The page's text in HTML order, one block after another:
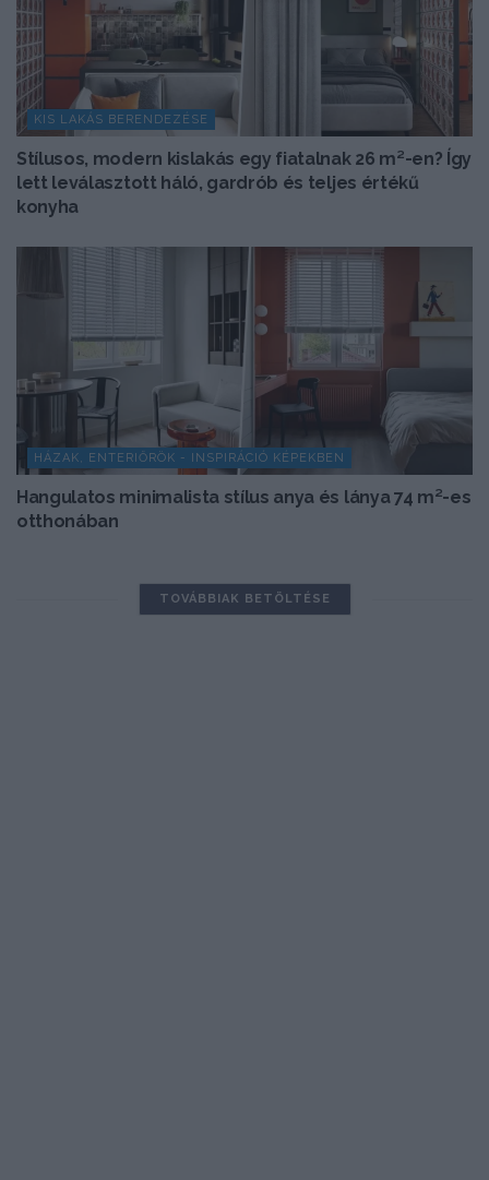
KIS LAKÁS BERENDEZÉSE
Stílusos, modern kislakás egy fiatalnak 26 m²-en? Így
lett leválasztott háló, gardrób és teljes értékű
konyha
HÁZAK, ENTERIŐRÖK - INSPIRÁCIÓ KÉPEKBEN
Hangulatos minimalista stílus anya és lánya 74 m²-es
otthonában
TOVÁBBIAK BETÖLTÉSE